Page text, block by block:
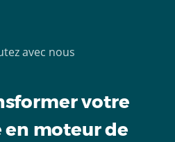
votre
moteur de